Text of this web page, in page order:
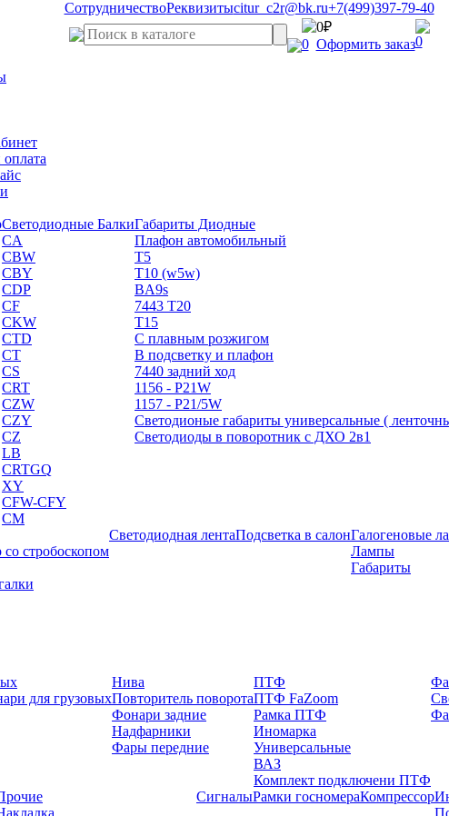
СотрудничествоРеквизитыcitur_c2r@bk.ru+7(499)397-79-40
0
0₽
Оформить заказ0
Светодиодные Балки
CA
CBW
CBY
CDP
CF
CKW
CTD
CT
CS
CRT
CZW
CZY
CZ
LB
CRTGQ
XY
CFW-CFY
CM
Габариты Диодные
Плафон автомобильный
T5
T10 (w5w)
BA9s
7443 T20
T15
С плавным розжигом
В подсветку и плафон
7440 задний ход
1156 - P21W
1157 - P21/5W
Светодионые габариты универсальные (
Светодиоды в поворотник с ДХО 2в1
стробоскопом
Светодиодная лентаПодсветка в салонГалогеновые
Лампы
Габариты
для грузовых
Нива
Повторитель поворота
Фонари задние
Надфарники
Фары передние
ПТФ
ПТФ FaZoom
Рамка ПТФ
Иномарка
Универсальные
ВАЗ
Комплект подключени ПТФ
СигналыРамки госномераКомпрессор